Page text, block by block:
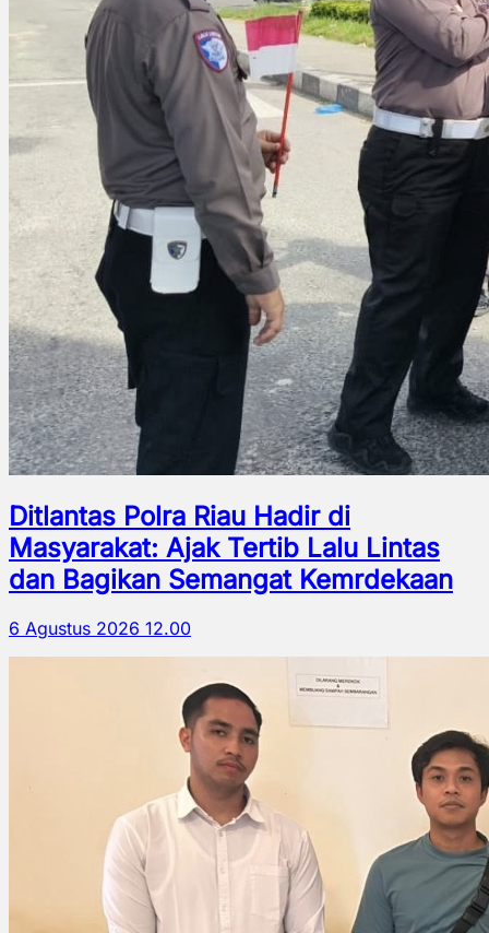
Ditlantas Polra Riau Hadir di
Masyarakat: Ajak Tertib Lalu Lintas
dan Bagikan Semangat Kemrdekaan
6 Agustus 2026 12.00